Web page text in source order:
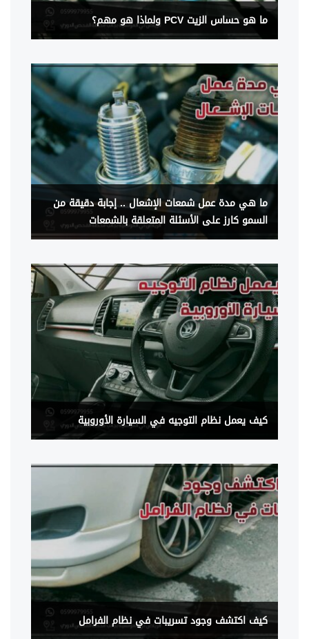
ما هو حساس الزيت PCV ولماذا هو مهم؟
ما هي مدة عمل شمعات الإشعال .. إجابة دقيقة من
السمو كارز على الأسئلة المتعلقة بالشمعات
كيف يعمل نظام التوجيه في السيارة الأوروبية
كيف اكتشف وجود تسريبات في نظام الفرامل